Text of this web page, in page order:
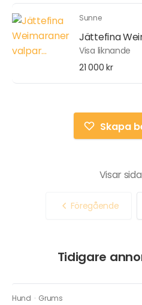
Sunne
Jättefina
Visa liknande
21 000 kr
Skapa
Visar
Föregående
Tidigare
Hund · Grums